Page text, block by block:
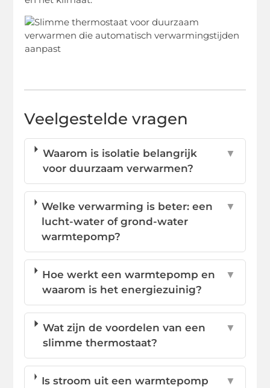
Veelgestelde vragen
Waarom is isolatie belangrijk
voor duurzaam verwarmen?
▼
Welke verwarming is beter: een
lucht-water of grond-water
warmtepomp?
▼
Hoe werkt een warmtepomp en
waarom is het energiezuinig?
▼
Wat zijn de voordelen van een
slimme thermostaat?
▼
Is stroom uit een warmtepomp
▼